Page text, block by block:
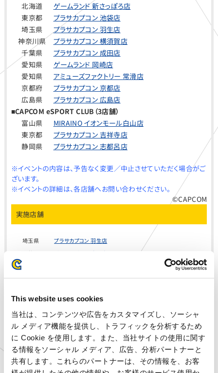
This website uses cookies
当社は、コンテンツや広告をカスタマイズし、ソーシャ
ル メディア機能を提供し、トラフィックを分析するため
に Cookie を使用します。また、当社サイトの使用に関す
る情報をソーシャル メディア、広告、分析パートナーと
共有します。これらのパートナーは、その情報を、お客
北海道
ゲームランド 新さっぽろ店
東京都
プラサカプコン 池袋店
埼玉県
プラサカプコン 羽生店
神奈川県
プラサカプコン 横須賀店
千葉県
プラサカプコン 成田店
愛知県
ゲームランド 岡崎店
愛知県
アミューズファクトリー 常滑店
京都府
プラサカプコン 京都店
広島県
プラサカプコン 広島店
■CAPCOM eSPORT CLUB（3店舗）
富山県
MIRAINO イオンモール白山店
東京都
プラサカプコン 吉祥寺店
静岡県
プラサカプコン 志都呂店
※イベントの内容は、予告なく変更／中止させていただく場合がご
ざいます。
※イベントの詳細は、各店舗へお問い合わせください。
©CAPCOM
実施店舗
埼玉県
プラサカプコン 羽生店
千葉県
プラサカプコン 成田店
東京都
プラサカプコン 池袋店
静岡県
プラサカプコン 志都呂店
愛知県
プラサカプコン 岡崎店
広島県
プラサカプコン 広島店
石川県
MIRAINOイオンモール白
山店
北海道
ゲームランド 新さっぽろ
店